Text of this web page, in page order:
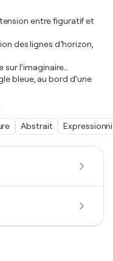
entre figuratif et
des lignes d’horizon,
sur l’imaginaire…
bleue, au bord d’une
Abstrait